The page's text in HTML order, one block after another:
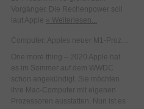
Vorgänger. Die Rechenpower soll
laut Apple
» Weiterlesen...
One more thing – 2020 Apple hat
es im Sommer auf dem WWDC
schon angekündigt. Sie möchten
ihre Mac-Computer mit eigenen
Prozessoren ausstatten. Nun ist es